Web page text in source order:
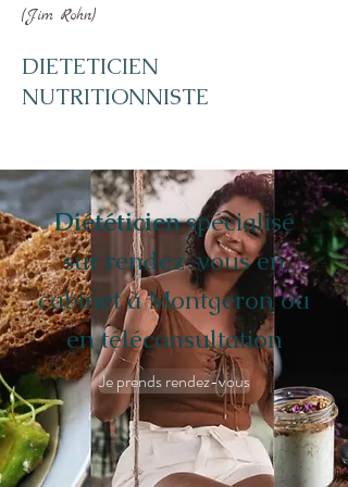
(Jim Rohn)
DIETETICIEN
NUTRITIONNISTE
Diététicienspécialisé
sur rendez-vous en
cabinet à Montgeron ou
en téléconsultation
Je prends rendez-vous